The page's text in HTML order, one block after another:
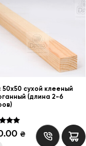
50х50 сухой клееный
(длина 2-6
₴